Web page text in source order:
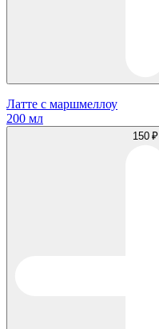
Латте с маршмеллоу
200 мл
150 ₽